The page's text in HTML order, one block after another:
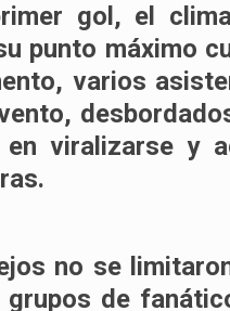
gol, el
punto máximo
varios
en viralizarse y
no se
grupos de